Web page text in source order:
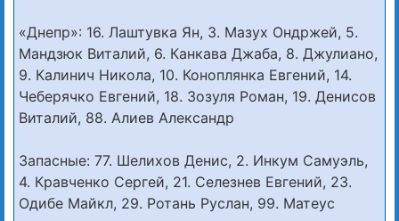
«Днепр»: 16. Лаштувка Ян, 3. Мазух Ондржей, 5.
Мандзюк Виталий, 6. Канкава Джаба, 8. Джулиано,
9. Калинич Никола, 10. Коноплянка Евгений, 14.
Чеберячко Евгений, 18. Зозуля Роман, 19. Денисов
Виталий, 88. Алиев Александр
Запасные: 77. Шелихов Денис, 2. Инкум Самуэль,
4. Кравченко Сергей, 21. Селезнев Евгений, 23.
Одибе Майкл, 29. Ротань Руслан, 99. Матеус